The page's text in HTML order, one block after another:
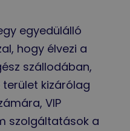
egyedülálló
hogy élvezi a
szállodában,
terület kizárólag
VIP
szolgáltatások a